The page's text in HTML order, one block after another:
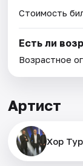
Стоимость
Есть ли
Возрастное
Артист
Хор